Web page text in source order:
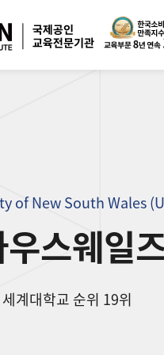
of New South Wales
스웨일
계대학교 순위 19위